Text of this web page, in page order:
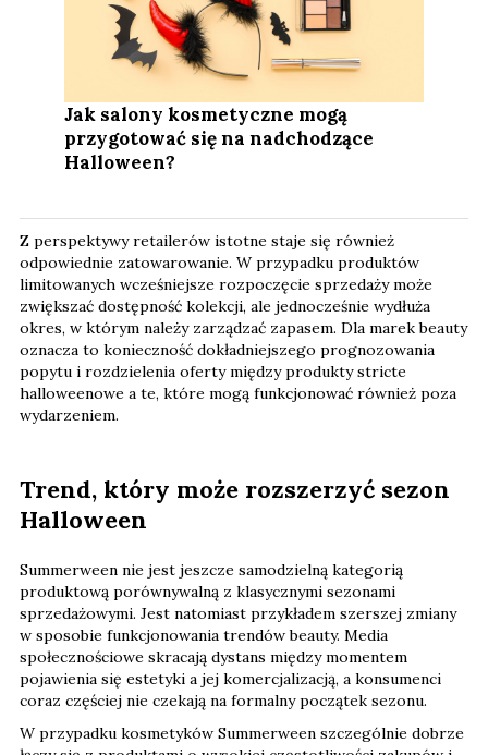
Jak salony kosmetyczne mogą
przygotować się na nadchodzące
Halloween?
Z perspektywy retailerów istotne staje się również
odpowiednie zatowarowanie. W przypadku produktów
limitowanych wcześniejsze rozpoczęcie sprzedaży może
zwiększać dostępność kolekcji, ale jednocześnie wydłuża
okres, w którym należy zarządzać zapasem. Dla marek beauty
oznacza to konieczność dokładniejszego prognozowania
popytu i rozdzielenia oferty między produkty stricte
halloweenowe a te, które mogą funkcjonować również poza
wydarzeniem.
Trend, który może rozszerzyć sezon
Halloween
Summerween nie jest jeszcze samodzielną kategorią
produktową porównywalną z klasycznymi sezonami
sprzedażowymi. Jest natomiast przykładem szerszej zmiany
w sposobie funkcjonowania trendów beauty. Media
społecznościowe skracają dystans między momentem
pojawienia się estetyki a jej komercjalizacją, a konsumenci
coraz częściej nie czekają na formalny początek sezonu.
W przypadku kosmetyków Summerween szczególnie dobrze